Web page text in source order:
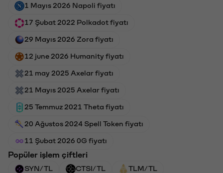
1 Mayıs 2026 Napoli fiyatı
17 Şubat 2022 Polkadot fiyatı
29 Mayıs 2026 Zora fiyatı
12 june 2026 Humanity fiyatı
21 may 2025 Axelar fiyatı
21 Mayıs 2025 Axelar fiyatı
25 Temmuz 2021 Theta fiyatı
20 Ağustos 2024 Spell Token fiyatı
11 Şubat 2026 0G fiyatı
Popüler işlem çiftleri
SYN/TL CTSI/TL TLM/TL